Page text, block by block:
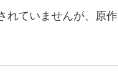
れていませんが、原作